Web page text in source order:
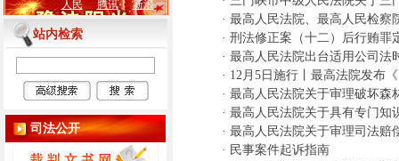
人民
腾讯 新浪
站内检索
司法公开
· 最高人民法院、最高人民检察
· 刑法修正案（十二）后行贿罪
· 最高人民法院出台适用公司法
· 12月5日施行丨最高法院发布
· 最高人民法院关于审理破坏森
· 最高人民法院关于具有专门知
· 最高人民法院关于审理司法赔
· 民事案件起诉指南